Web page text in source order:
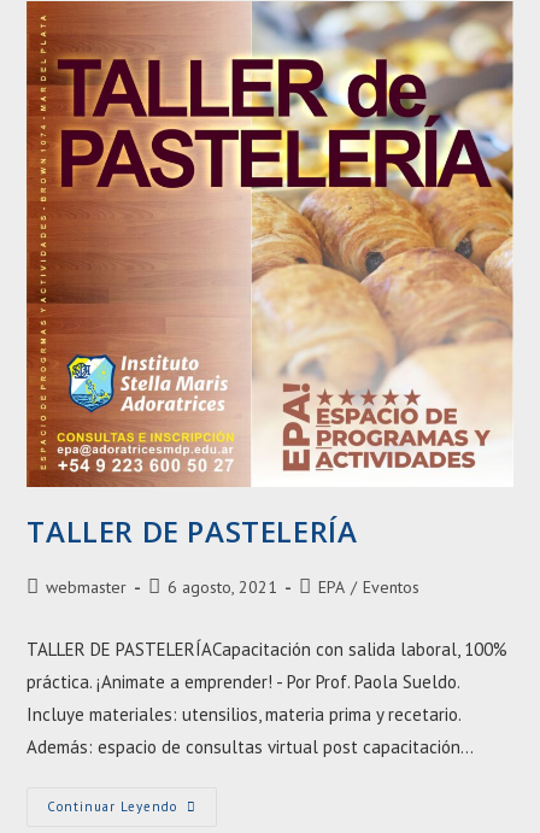
TALLER DE PASTELERÍA
Autor
entrada:
webmaster
Entrada
6 agosto, 2021
Categoría
entrada:
EPA / Eventos
TALLER DE PASTELERÍACapacitación con salida laboral, 100%
práctica. ¡Animate a emprender! - Por Prof. Paola Sueldo.
Incluye materiales: utensilios, materia prima y recetario.
Además: espacio de consultas virtual post capacitación…
Continuar Leyendo TALLER